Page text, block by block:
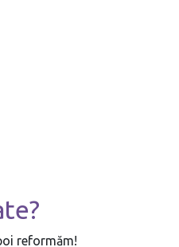
reformăm!